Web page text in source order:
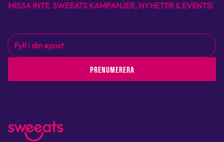
MISSA INTE SWEEATS KAMPANJER, NYHETER & EVENTS!
PRENUMERERA